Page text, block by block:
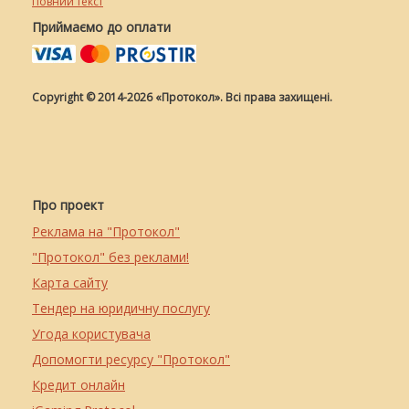
Приймаємо до оплати
Copyright © 2014-2026 «Протокол». Всі права захищені.
Про проект
Реклама на "Протокол"
"Протокол" без реклами!
Карта сайту
Тендер на юридичну послугу
Угода користувача
Допомогти ресурсу "Протокол"
Кредит онлайн